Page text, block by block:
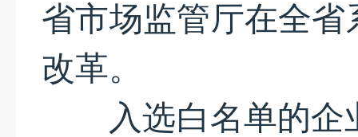
省市场监管厅在全
改革。
入选白名单的企